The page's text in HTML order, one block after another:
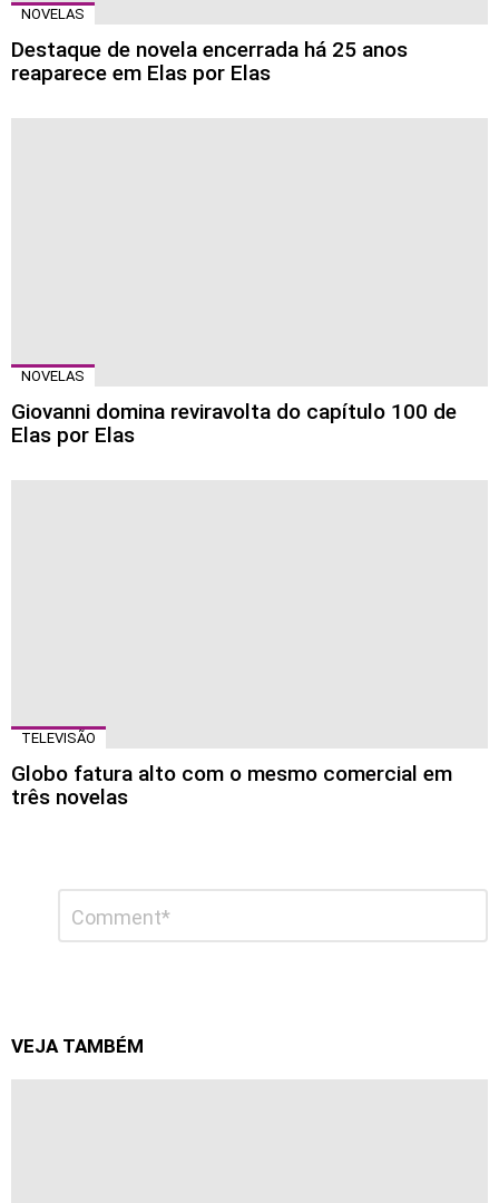
NOVELAS
Destaque de novela encerrada há 25 anos
reaparece em Elas por Elas
NOVELAS
Giovanni domina reviravolta do capítulo 100 de
Elas por Elas
TELEVISÃO
Globo fatura alto com o mesmo comercial em
três novelas
comentário
VEJA TAMBÉM